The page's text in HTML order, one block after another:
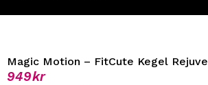
Magic Motion – FitCute Kegel Rejuve
949kr